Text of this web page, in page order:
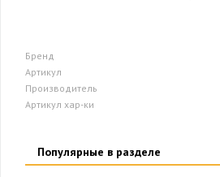
Бренд
Артикул
Производитель
Артикул хар-ки
Популярные в разделе